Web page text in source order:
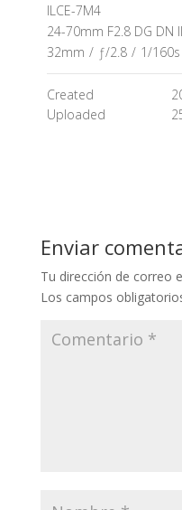
ILCE-7M4
24-70mm F2.8 DG DN
32mm / ƒ/2.8 / 1/160s
Created
Uploaded
Enviar
Tu dirección de correo
Los campos